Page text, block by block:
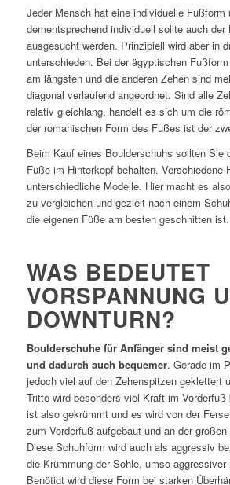
Jeder Mensch hat eine individuelle Fußform
dementsprechend individuell sollte auch der
ausgesucht werden. Prinzipiell wird aber in
unterschieden. Bei der ägyptischen
am längsten und die anderen Zehen sind
diagonal verlaufend angeordnet. Sind alle
relativ gleichlang, handelt es sich um die
der romanischen Form des Fußes ist der
Beim Kauf eines Boulderschuhs sollten Sie
Füße im Hinterkopf behalten. Verschiedene
unterschiedliche Modelle. Hier macht es
zu vergleichen und gezielt nach einem
die eigenen Füße am besten geschnitten ist.
WAS BEDEUTET
VORSPANNUNG
DOWNTURN?
Boulderschuhe für Anfänger sind meist
und dadurch auch bequemer. Gerade im
jedoch viel auf den Zehenspitzen geklettert
Tritte wird besonders viel Kraft im
ist also gekrümmt und es wird von der
zum Vorderfuß aufgebaut und an der
Diese Schuhform wird auch als aggressiv
die Krümmung der Sohle, umso
Benötigt wird diese Form bei starken